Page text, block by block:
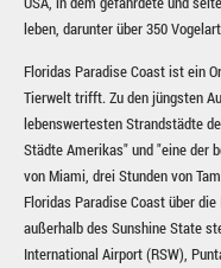
leben, darunter über 350
Floridas Paradise Coast ist ein
Tierwelt trifft. Zu den jüngsten
lebenswertesten Strandstädte
Städte Amerikas" und "eine der
von Miami, drei Stunden von
Floridas Paradise Coast über
außerhalb des Sunshine State
International Airport (RSW),